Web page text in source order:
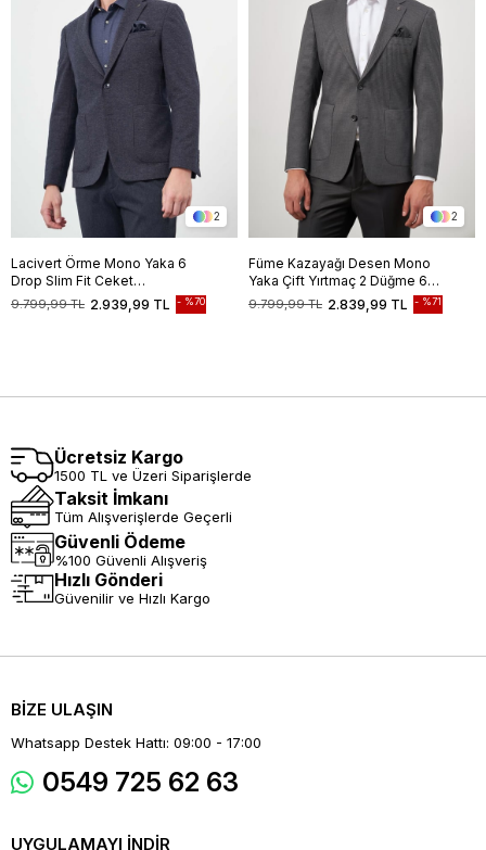
2
Lacivert Örme Mono Yaka 6
Drop Slim Fit Ceket
1002245151
2.939,99 TL
9.799,99 TL %70
2
Füme Kazayağı Desen Mono
Yaka Çift Yırtmaç 2 Düğme 6
Drop Slim Fit Classic Ceket
1002245106
2.839,99 TL
9.799,99 TL %71
Ücretsiz Kargo
1500 TL ve Üzeri Siparişlerde
Taksit İmkanı
Tüm Alışverişlerde Geçerli
Güvenli Ödeme
%100 Güvenli Alışveriş
Hızlı Gönderi
Güvenilir ve Hızlı Kargo
BİZE ULAŞIN
Whatsapp Destek Hattı: 09:00 - 17:00
0549 725 62 63
UYGULAMAYI İNDİR